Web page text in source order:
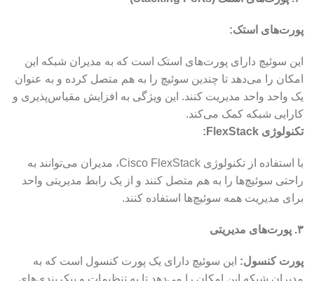
پورت‌های استک:
این سوئیچ دارای پورت‌های استک است که به مدیران شبکه این
امکان را می‌دهد تا چندین سوئیچ را به هم متصل کرده و به عنوان
یک واحد واحد مدیریت کنند. این ویژگی به افزایش مقیاس‌پذیری و
کارایی شبکه کمک می‌کند.
تکنولوژی FlexStack:
با استفاده از تکنولوژی Cisco FlexStack، مدیران می‌توانند به
راحتی سوئیچ‌ها را به هم متصل کنند و از یک رابط مدیریتی واحد
برای مدیریت همه سوئیچ‌ها استفاده کنند.
۳. پورت‌های مدیریتی
پورت کنسول: این سوئیچ دارای یک پورت کنسول است که به